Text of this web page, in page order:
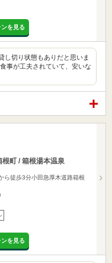
を見る
し切り状態もありだと思いま
事が工夫されていて、安いな
町 / 箱根湯本温泉
ら徒歩3分小田急厚木道路箱根
を見る